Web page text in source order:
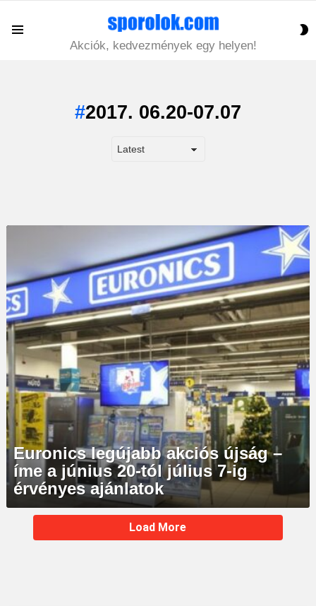
Akciók, kedvezmények egy helyen!
2017. 06.20-07.07
Euronics legújabb akciós újság –
íme a június 20-tól július 7-ig
érvényes ajánlatok
MORE
STORIES
Load More